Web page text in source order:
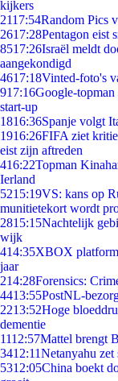
kijkers
2117:54Random Pics
2617:28Pentagon eist
8517:26Israël meldt
aangekondigd
4617:18Vinted-foto's
917:16Google-topman
start-up
1816:36Spanje volgt
1916:26FIFA ziet
eist zijn aftreden
416:22Topman
Ierland
5215:19VS: kans op
munitietekort wordt
2815:15Nachtelijk
wijk
414:35XBOX
jaar
214:28Forensics:
4413:55PostNL-
2213:52Hoge
dementie
1112:57Mattel brengt
3412:11Netanyahu zet
5312:05China boekt